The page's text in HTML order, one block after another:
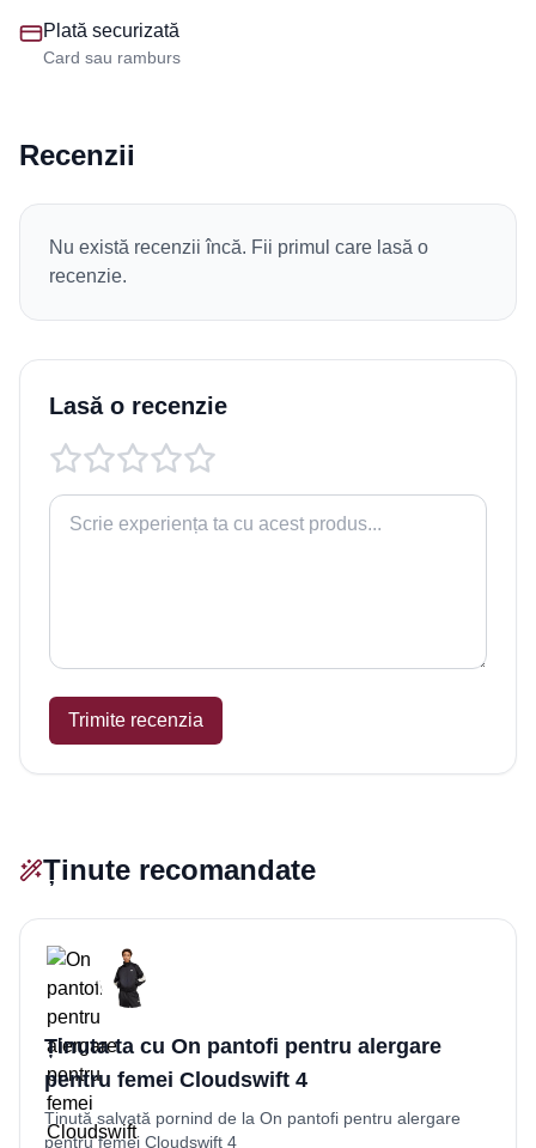
Plată securizată
Card sau ramburs
Recenzii
Nu există recenzii încă. Fii primul care lasă o
recenzie.
Lasă o recenzie
Trimite recenzia
Ținute recomandate
Ținuta ta cu On pantofi pentru alergare
pentru femei Cloudswift 4
Ținută salvată pornind de la On pantofi pentru alergare
pentru femei Cloudswift 4